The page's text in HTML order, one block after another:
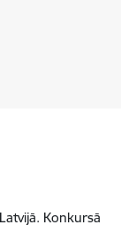
Konkursā